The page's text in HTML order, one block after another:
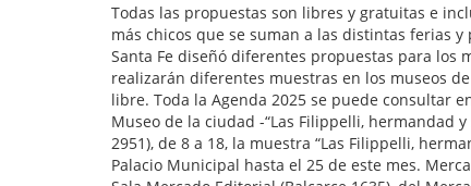
Todas las propuestas son libres y gratuitas e
más chicos que se suman a las distintas ferias
Santa Fe diseñó diferentes propuestas para los
realizarán diferentes muestras en los museos
libre. Toda la Agenda 2025 se puede consultar
Museo de la ciudad -“Las Filippelli, hermandad
2951), de 8 a 18, la muestra “Las Filippelli,
Palacio Municipal hasta el 25 de este mes.